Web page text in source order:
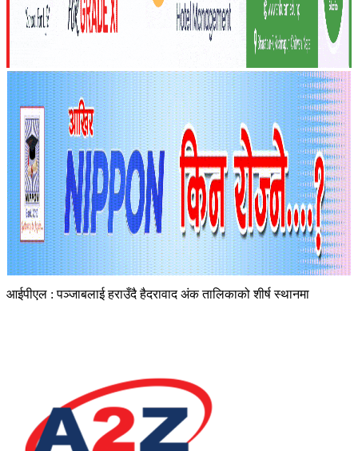
आईपीएल : पञ्जाबलाई हराउँदै हैदरावाद अंक तालिकाको शीर्ष स्थानमा